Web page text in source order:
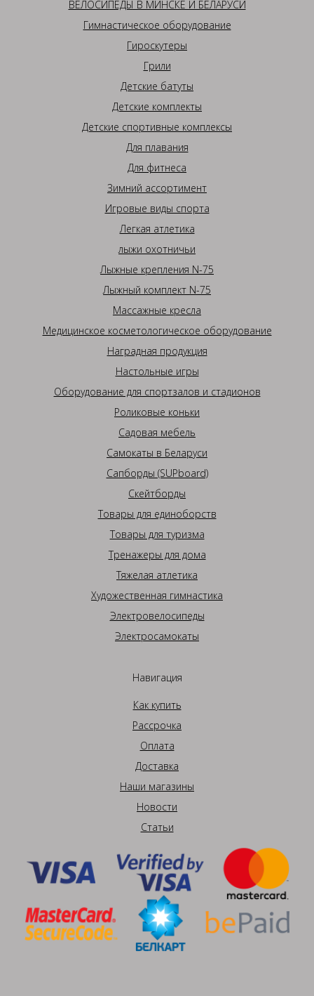
ВЕЛОСИПЕДЫ В МИНСКЕ И БЕЛАРУСИ
Гимнастическое оборудование
Гироскутеры
Грили
Детские батуты
Детские комплекты
Детские спортивные комплексы
Для плавания
Для фитнеса
Зимний ассортимент
Игровые виды спорта
Легкая атлетика
лыжи охотничьи
Лыжные крепления N-75
Лыжный комплект N-75
Массажные кресла
Медицинское косметологическое оборудование
Наградная продукция
Настольные игры
Оборудование для спортзалов и стадионов
Роликовые коньки
Садовая мебель
Самокаты в Беларуси
Сапборды (SUPboard)
Скейтборды
Товары для единоборств
Товары для туризма
Тренажеры для дома
Тяжелая атлетика
Художественная гимнастика
Электровелосипеды
Электросамокаты
Навигация
Как купить
Рассрочка
Оплата
Доставка
Наши магазины
Новости
Статьи